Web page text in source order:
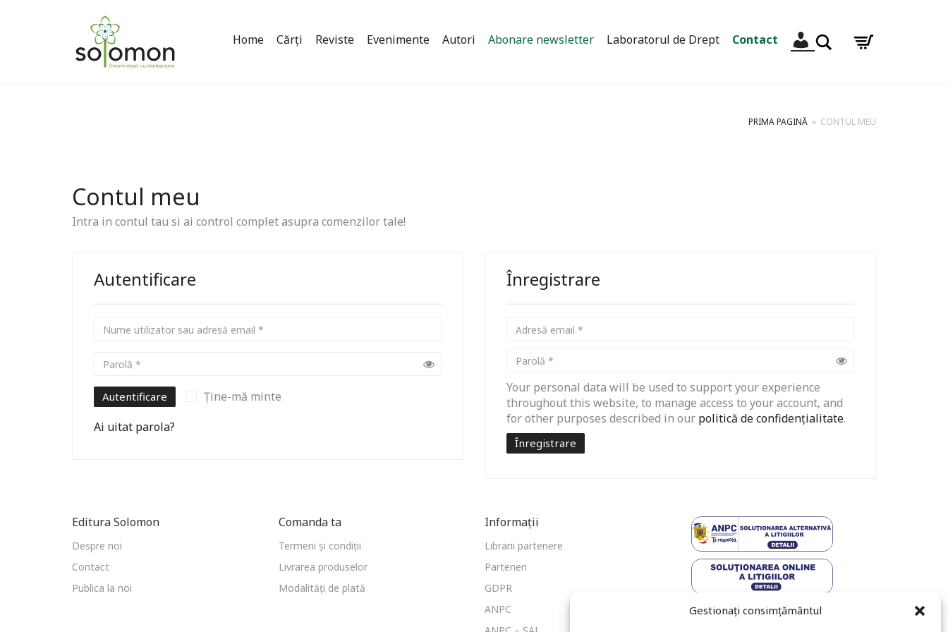
Gestionați consimțământul
Home Cărți Reviste Evenimente Autori Abonare newsletter Laboratorul de Drept Contact Contul meuCaută
PRIMA PAGINĂ » CONTUL MEU
Contul meu
Intra in contul tau si ai control complet asupra comenzilor tale!
Autentificare
Autentificare
Ține-mă minte
Ai uitat parola?
Înregistrare
Your personal data will be used to support your experience
throughout this website, to manage access to your account, and
for other purposes described in our politică de confidențialitate.
Înregistrare
Editura Solomon
Despre noi
Contact
Publica la noi
Comanda ta
Termeni și condiții
Livrarea produselor
Modalități de plată
Informații
Librarii partenere
Parteneri
GDPR
ANPC